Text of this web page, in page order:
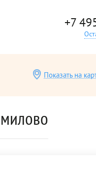
+7
Показать на